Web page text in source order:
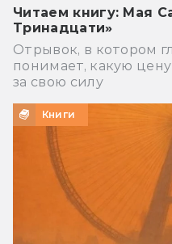
Читаем книгу: Мая
Тринадцати»
Отрывок, в котором
понимает, какую
за свою силу
Книги